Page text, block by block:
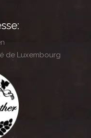
de Luxembourg